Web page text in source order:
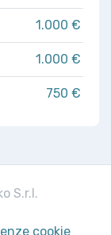
1.000 €
1.000 €
750 €
S.r.l.
cookie